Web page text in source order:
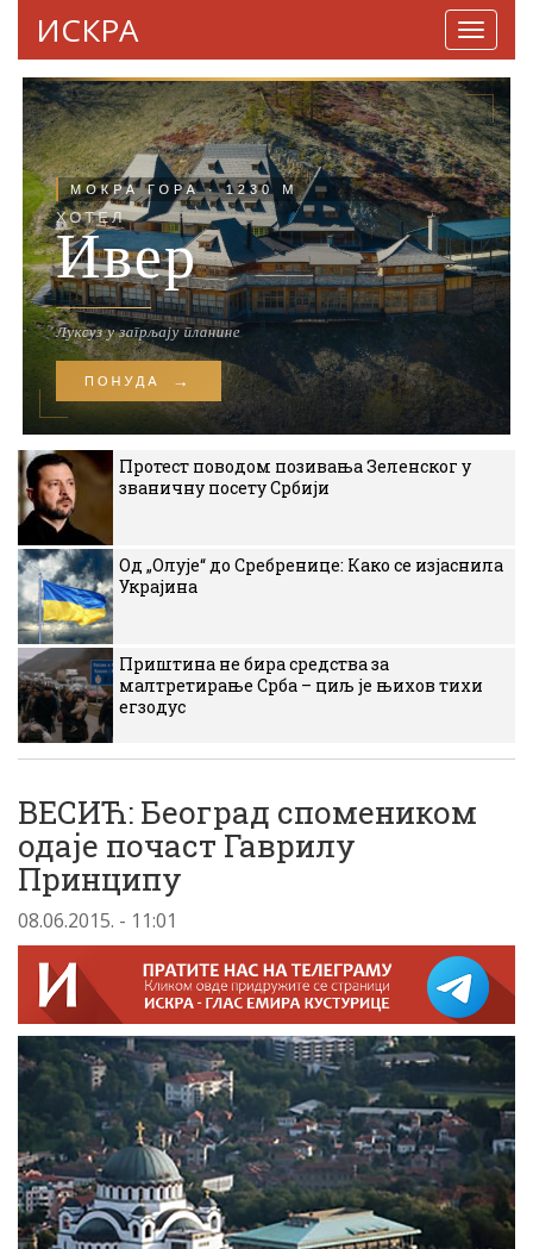
ИСКРА
Протест поводом позивања Зеленског у
званичну посету Србији
Од „Олује“ до Сребренице: Како се изјаснила
Украјина
Приштина не бира средства за
малтретирање Срба – циљ је њихов тихи
егзодус
ВЕСИЋ: Београд спомеником
одаје почаст Гаврилу
Принципу
08.06.2015. - 11:01